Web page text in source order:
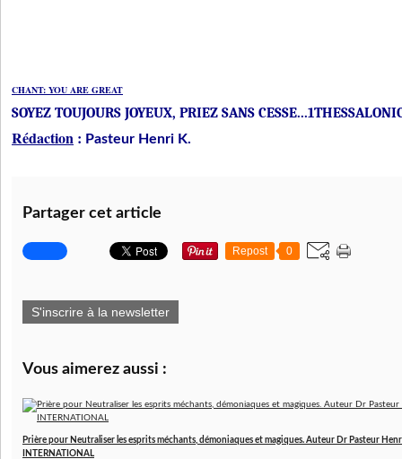
CHANT: YOU ARE GREAT
SOYEZ TOUJOURS JOYEUX, PRIEZ SANS
Rédaction : Pasteur Henri K.
Partager cet article
Repost 0
S'inscrire à la newsletter
Vous aimerez aussi :
Prière pour Neutraliser les esprits méchants, démoniaques et magiques. Auteur Dr Pasteur
INTERNATIONAL